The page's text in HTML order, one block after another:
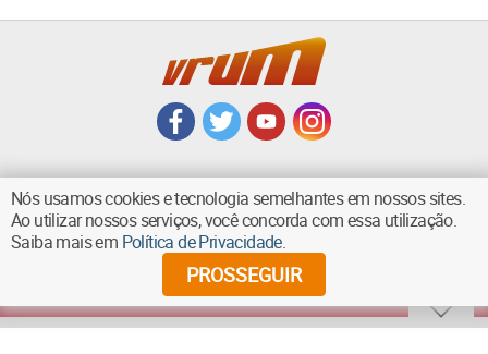
VOLTAR AO TOPO
Diários Associados - Todos os direitos reservados
Nós usamos cookies e tecnologia semelhantes em nossos sites.
Ao utilizar nossos serviços, você concorda com essa utilização.
Saiba mais em Política de Privacidade.
PROSSEGUIR